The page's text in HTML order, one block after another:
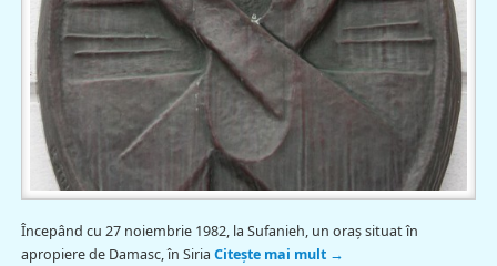
Începând cu 27 noiembrie 1982, la Sufanieh, un oraş situat în
apropiere de Damasc, în Siria Citește mai mult →